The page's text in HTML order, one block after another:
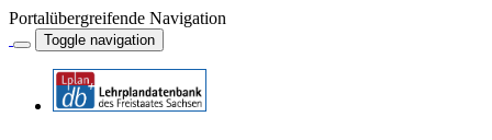
Portalübergreifende Navigation
Toggle navigation